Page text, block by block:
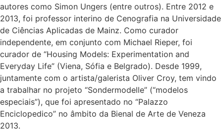
autores como Simon Ungers (entre outros). Entre 2012 e
2013, foi professor interino de Cenografia na Universidade
de Ciências Aplicadas de Mainz. Como curador
independente, em conjunto com Michael Rieper, foi
curador de “Housing Models: Experimentation and
Everyday Life” (Viena, Sófia e Belgrado). Desde 1999,
juntamente com o artista/galerista Oliver Croy, tem vindo
a trabalhar no projeto “Sondermodelle” (“modelos
especiais”), que foi apresentado no “Palazzo
Enciclopedico” no âmbito da Bienal de Arte de Veneza
2013.